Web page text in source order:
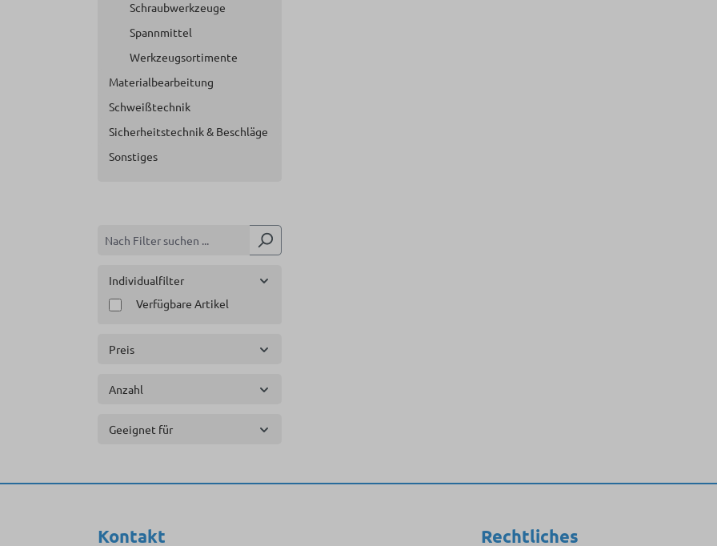
Schraubwerkzeuge
Spannmittel
Werkzeugsortimente
Materialbearbeitung
Schweißtechnik
Sicherheitstechnik & Beschläge
Sonstiges
Individualfilter
Verfügbare Artikel
Preis
Anzahl
Geeignet für
Kontakt Rechtliches